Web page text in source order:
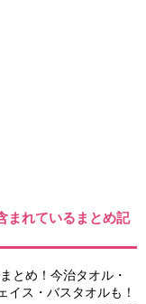
まれているまとめ記
とめ！今治タオル・
イス・バスタオルも！